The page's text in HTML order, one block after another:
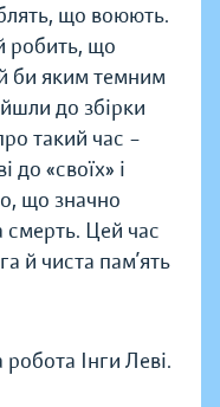
що воюють.
робить, що
би яким темним
до збірки
такий час –
до «своїх» і
що значно
смерть. Цей час
й чиста пам’ять
Інги Леві.